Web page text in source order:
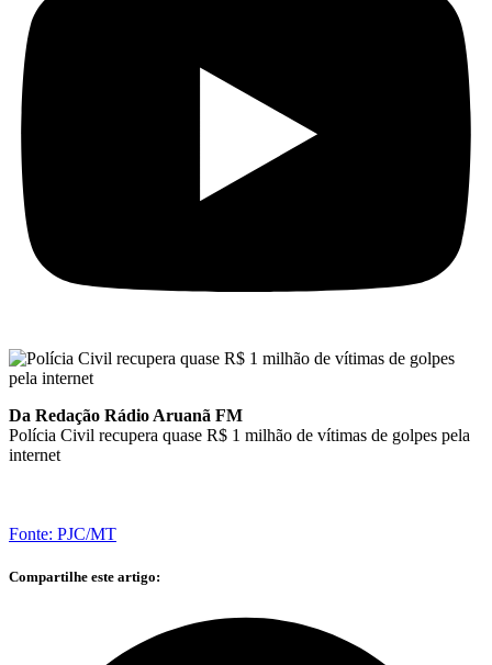
Da Redação Rádio Aruanã FM
Polícia Civil recupera quase R$ 1 milhão de vítimas de golpes pela
internet
Fonte: PJC/MT
Compartilhe este artigo: